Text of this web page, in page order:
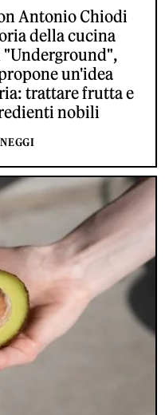
Antonio Chiodi
della cucina
"Underground",
un'idea
trattare frutta e
nobili